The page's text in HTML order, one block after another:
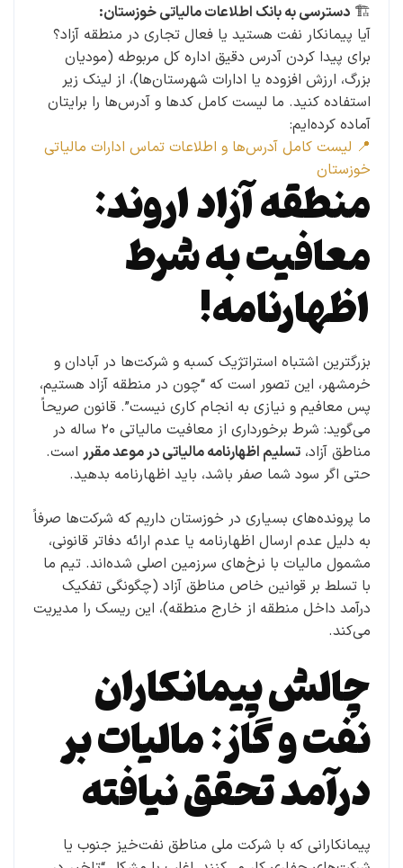
🏗️ دسترسی به بانک اطلاعات مالیاتی خوزستان:
آیا پیمانکار نفت هستید یا فعال تجاری در منطقه آزاد؟
برای پیدا کردن آدرس دقیق اداره کل مربوطه (مودیان
بزرگ، ارزش افزوده یا ادارات شهرستان‌ها)، از لینک زیر
استفاده کنید. ما لیست کامل کدها و آدرس‌ها را برایتان
آماده کرده‌ایم:
📍 لیست کامل آدرس‌ها و اطلاعات تماس ادارات مالیاتی
خوزستان
منطقه آزاد اروند:
معافیت به شرط
اظهارنامه!
بزرگترین اشتباه استراتژیک کسبه و شرکت‌ها در آبادان و
خرمشهر، این تصور است که “چون در منطقه آزاد هستیم،
پس معافیم و نیازی به انجام کاری نیست”. قانون صریحاً
می‌گوید: شرط برخورداری از معافیت مالیاتی ۲۰ ساله در
مناطق آزاد، تسلیم اظهارنامه مالیاتی در موعد مقرر است.
حتی اگر سود شما صفر باشد، باید اظهارنامه بدهید.
ما پرونده‌های بسیاری در خوزستان داریم که شرکت‌ها صرفاً
به دلیل عدم ارسال اظهارنامه یا عدم ارائه دفاتر قانونی،
مشمول مالیات با نرخ‌های سرزمین اصلی شده‌اند. تیم ما
با تسلط بر قوانین خاص مناطق آزاد (چگونگی تفکیک
درآمد داخل منطقه از خارج منطقه)، این ریسک را مدیریت
می‌کند.
چالش پیمانکاران
نفت و گاز: مالیات بر
درآمد تحقق نیافته
پیمانکارانی که با شرکت ملی مناطق نفت‌خیز جنوب یا